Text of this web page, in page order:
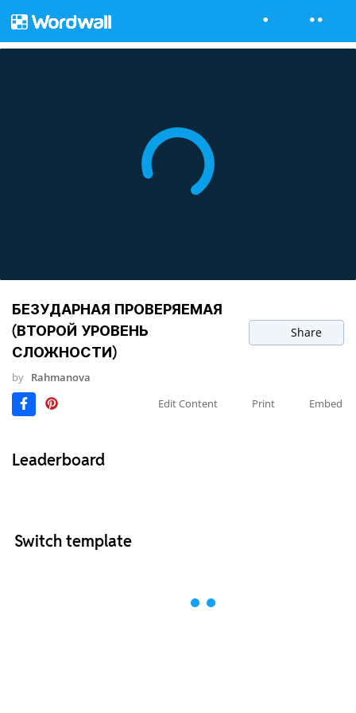
БЕЗУДАРНАЯ ПРОВЕРЯЕМАЯ
(ВТОРОЙ УРОВЕНЬ
СЛОЖНОСТИ)
Share
by Rahmanova
Edit Content
Print Embed
Leaderboard
Switch template